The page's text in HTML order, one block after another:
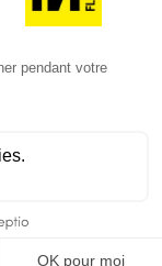
explore
à l’épreuve
les